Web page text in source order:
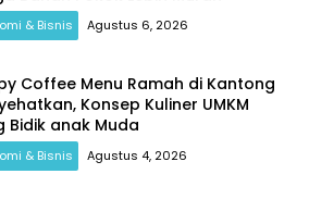
& Bisnis Agustus 6, 2026
Coffee Menu Ramah di Kantong
Konsep Kuliner UMKM
Bidik anak Muda
& Bisnis Agustus 4, 2026